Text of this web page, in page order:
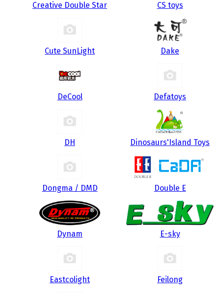
Creative Double Star CS toys
Cute SunLight Dake
DeCool Defatoys
DH Dinosaurs'Island Toys
Dongma / DMD Double E
Dynam E-sky
Eastcolight Feilong